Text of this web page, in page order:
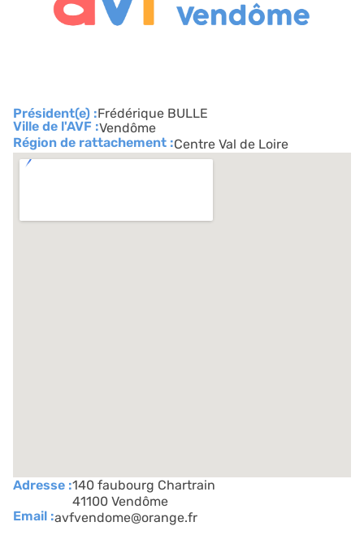
Président(e) :Frédérique BULLE
Ville de l'AVF :Vendôme
Région de rattachement :Centre Val de Loire
Adresse :140 faubourg Chartrain
41100 Vendôme
Email :avfvendome@orange.fr